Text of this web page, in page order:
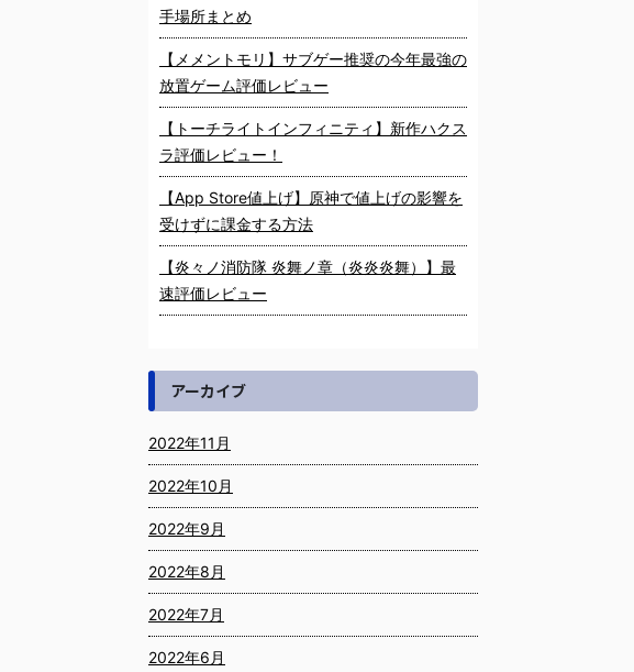
手場所まとめ
【メメントモリ】サブゲー推奨の今年最強の
放置ゲーム評価レビュー
【トーチライトインフィニティ】新作ハクス
ラ評価レビュー！
【App Store値上げ】原神で値上げの影響を
受けずに課金する方法
【炎々ノ消防隊 炎舞ノ章（炎炎炎舞）】最
速評価レビュー
アーカイブ
2022年11月
2022年10月
2022年9月
2022年8月
2022年7月
2022年6月